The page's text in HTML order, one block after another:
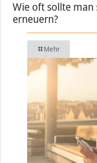
Wie oft sollte man
erneuern?
Mehr